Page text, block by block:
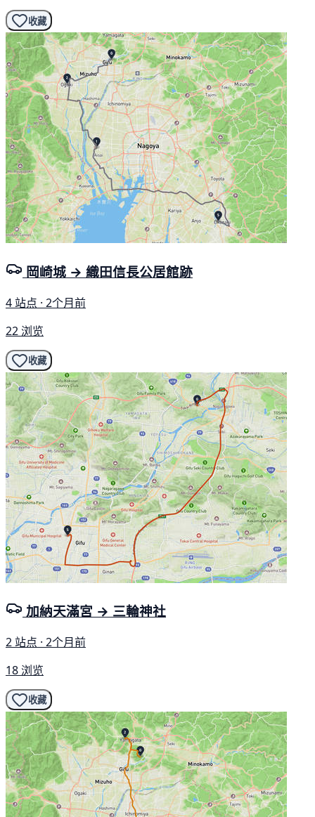
收藏
岡崎城 → 織田信長公居館跡
4 站点 · 2个月前
22 浏览
收藏
加納天滿宮 → 三輪神社
2 站点 · 2个月前
18 浏览
收藏